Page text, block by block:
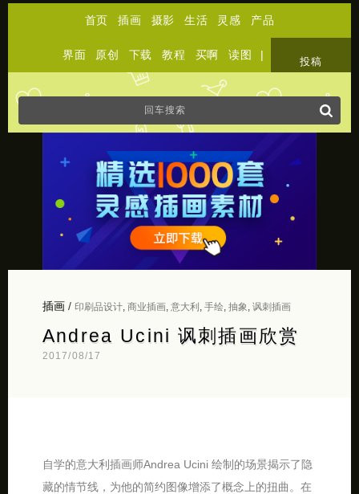
首页 插画 摄影 生活 灵感 产品
界面 原创 下载 教程 买啊 读图 |
投稿
插画/ 印刷品设计, 商业插画, 意大利 手绘, 抽象 讽刺插画
Andrea Ucini 讽刺插画欣赏
2017/08/17
自学的意大利插画师Andrea Ucini 绘制的场景揭示了隐
藏的情节线，为他的简约图像增添了概念上的扭曲。在